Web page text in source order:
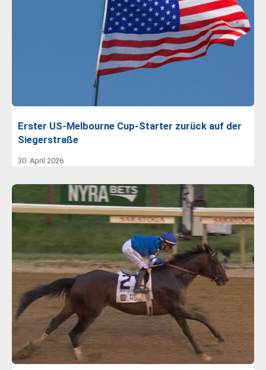
Erster US-Melbourne Cup-Starter zurück auf der
Siegerstraße
30. April 2026